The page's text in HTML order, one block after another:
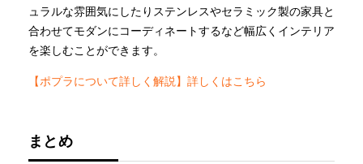
ュラルな雰囲気にしたりステンレスやセラミック製の家具と
合わせてモダンにコーディネートするなど幅広くインテリア
を楽しむことができます。
【ポプラについて詳しく解説】詳しくはこちら
まとめ